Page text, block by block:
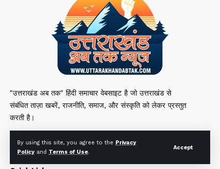
By using this site, you agree to the Privacy
Policyand Terms of Use.
Accept
"उत्तराखंड अब तक" हिंदी समाचार वेबसाइट है जो उत्तराखंड से
संबंधित ताज़ा खबरें, राजनीति, समाज, और संस्कृति को लेकर प्रस्तुत
करती है।